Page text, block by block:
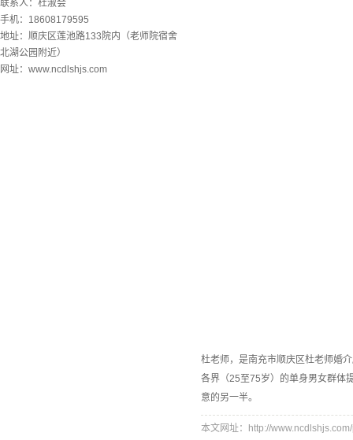
联系人：杜淑会
手机：18608179595
地址：顺庆区莲池路133院内（老师院宿舍
北湖公园附近）
网址：www.ncdlshjs.com
杜老师，是南充市顺庆区杜老师婚
各界（25至75岁）的单身男女群体
意的另一半。
本文网址：http://